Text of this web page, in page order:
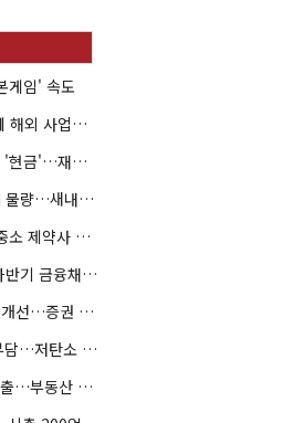
게임' 속도
HS효성첨단소재, 부실 자회사 보증에 해외 사업까지…부담 '가중'
에스에이엠티, 실적 호황에도 마르는 '현금'…재고·달러빚 부담 확대
(락업의 두얼굴)①한 달 뒤 풀리는 FI 물량…새내기주 오버행 경계
(약가 대수술)①제네릭 난립 제동…중소 제약사 수익성 비상
DCM 양강 전략 달랐다…승부처는 하반기 금융채 빅딜
KB금융, 비용 늘었는데 실적 효율은 개선…증권 호황 효과
현대제철, 전기로 늘릴수록 전기료 부담…저탄소 전환의 역설
업성 저하 우려